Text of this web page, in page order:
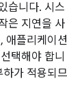
습니다. 시스
은 지연을 사
애플리케이션
택해야 합니
가 적용되므